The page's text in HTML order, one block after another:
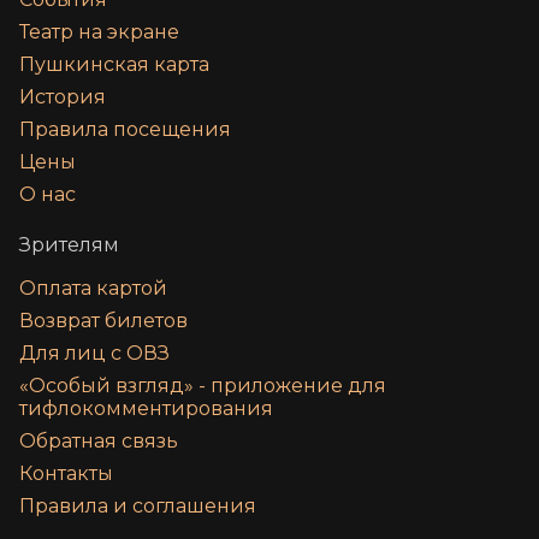
Театр на экране
Пушкинская карта
История
Правила посещения
Цены
О нас
Зрителям
Оплата картой
Возврат билетов
Для лиц с ОВЗ
«‎Особый взгляд» - приложение для
тифлокомментирования
Обратная связь
Контакты
Правила и соглашения